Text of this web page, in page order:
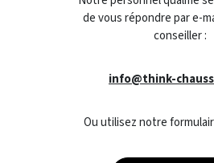
de vous répondre par e-
conseiller :
info@think-
Ou utilisez notre